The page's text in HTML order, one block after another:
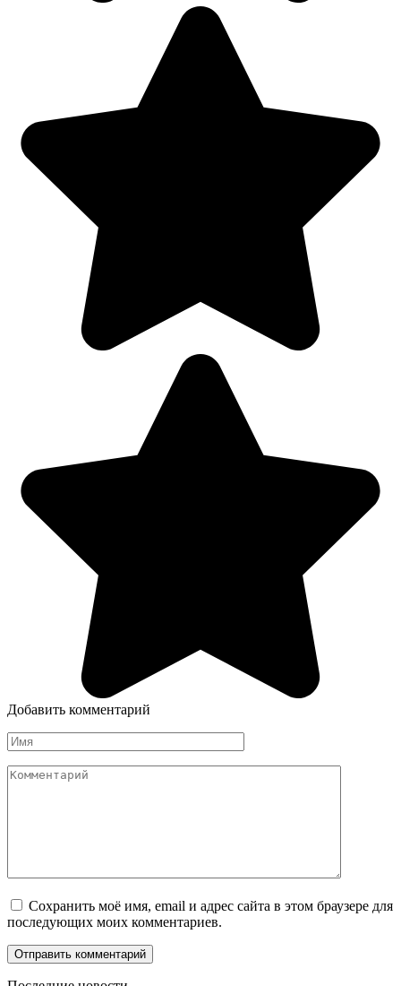
Добавить комментарий
Имя
Комментарий
Сохранить моё имя, email и адрес сайта в этом браузере для
последующих моих комментариев.